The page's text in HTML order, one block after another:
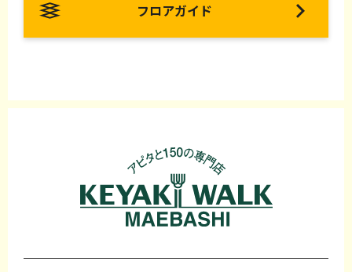
フロアガイド